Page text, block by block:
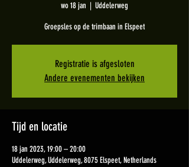
wo 18 jan
  |
Uddelerweg
Groepsles op de trimbaan in Elspeet
Registratie is afgesloten
Andere evenementen bekijken
Tijd en locatie
18 jan 2023, 19:00 – 20:00
Uddelerweg, Uddelerweg, 8075 Elspeet, Netherlands